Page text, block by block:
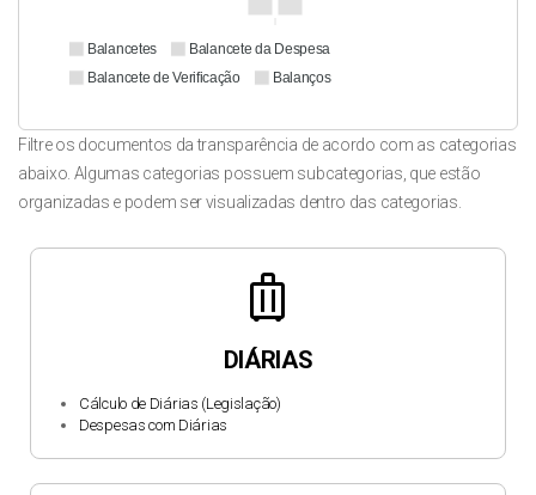
Filtre os documentos da transparência de acordo com as categorias
abaixo. Algumas categorias possuem subcategorias, que estão
organizadas e podem ser visualizadas dentro das categorias.
luggage
DIÁRIAS
Cálculo de Diárias (Legislação)
Despesas com Diárias
Balancetes
Balancete da Despesa
Balancete de Verificação
Balanços